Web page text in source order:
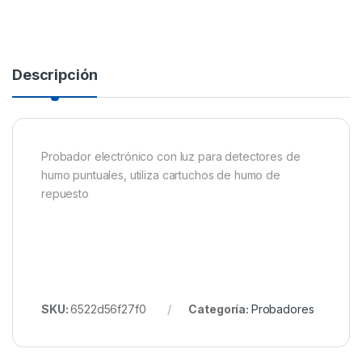
Descripción
Probador electrónico con luz para detectores de
humo puntuales, utiliza cartuchos de humo de
repuesto
SKU:6522d56f27f0 Categoría: Probadores